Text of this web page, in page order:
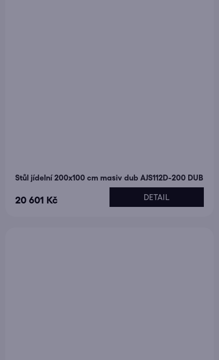
Stůl jídelní 200x100 cm masiv dub AJS112D-200 DUB
20 601 Kč DETAIL